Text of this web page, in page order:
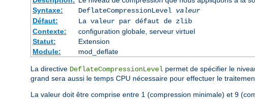
Syntaxe:
DeflateCompressionLevel valeur
Défaut:
La valeur par défaut de zlib
Contexte:
configuration globale, serveur virtuel
Statut:
Extension
Module:
mod_deflate
La directive DeflateCompressionLevel permet de spécifier le
grand sera aussi le temps CPU nécessaire pour effectuer le
La valeur doit être comprise entre 1 (compression minimale) et 9